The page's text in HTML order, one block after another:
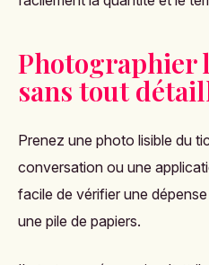
Photographier
sans tout
Prenez une photo lisible du
conversation ou une
facile de vérifier une
une pile de papiers.